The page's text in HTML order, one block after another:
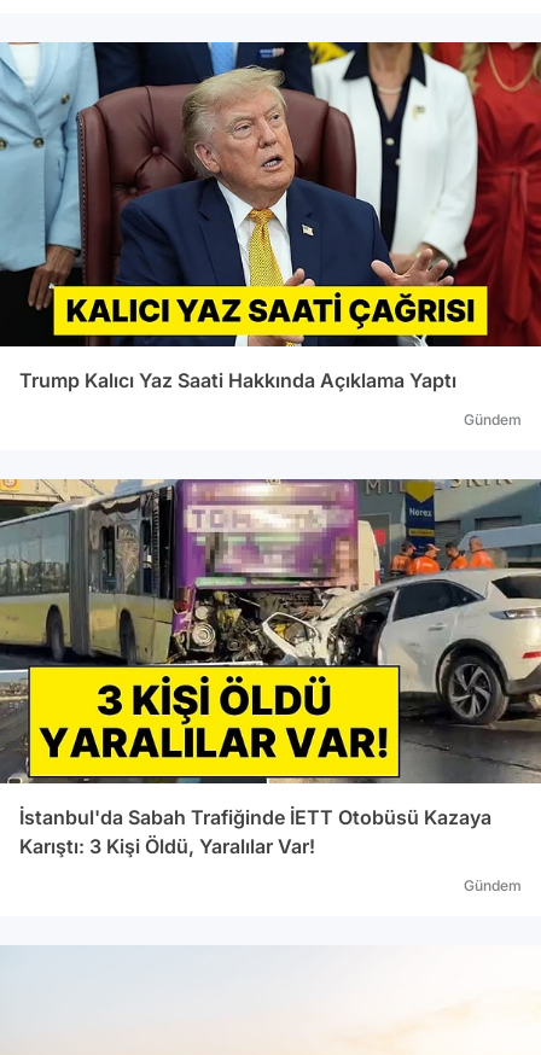
Trump Kalıcı Yaz Saati Hakkında Açıklama Yaptı
Gündem
İstanbul'da Sabah Trafiğinde İETT Otobüsü Kazaya
Karıştı: 3 Kişi Öldü, Yaralılar Var!
Gündem